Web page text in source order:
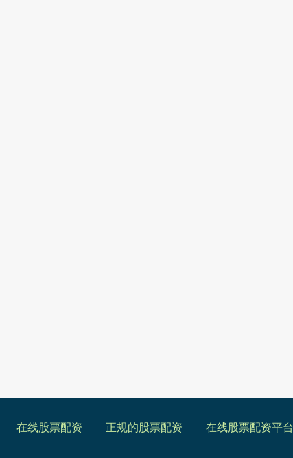
在线股票配资 正规的股票配资 在线股票配资平台